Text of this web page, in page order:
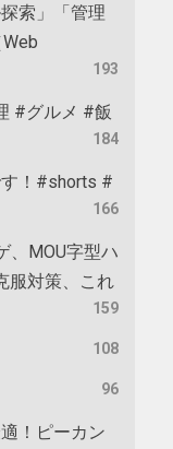
索」「管理
193
#グルメ #飯
184
！#shorts #
166
、MOU字型ハ
服対策、これ
159
108
96
！ピーカン